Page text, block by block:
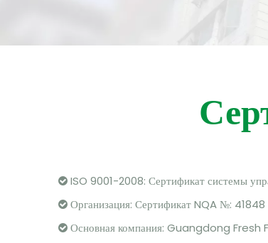
 ISO 9001-2008: Сертификат системы
 Организация: Сертификат NQA №: 41848
 Основная компания: Guangdong Fresh